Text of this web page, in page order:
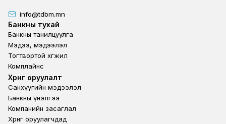
info@tdbm.mn
Footer
Банкны тухай
Банкны танилцуулга
Мэдээ, мэдээлэл
Тогтвортой хөгжил
Комплайнс
Footer third
Хөрөнгө оруулалт
Санхүүгийн мэдээлэл
Банкны үнэлгээ
Компанийн засаглал
Хөрөнгө оруулагчдад